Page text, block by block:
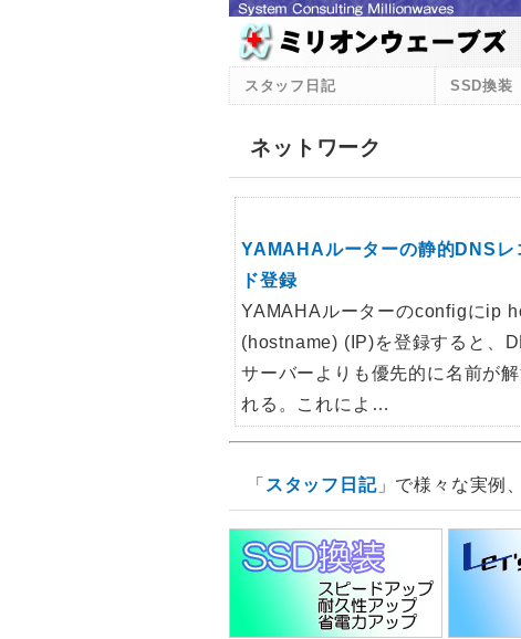
ネットワーク
YAMAHAルーターの静的DNSレ
ド登録
YAMAHAルーターのconfigにip
(hostname) (IP)を登録すると、
サーバーよりも優先的に名前が解
れる。これによ…
スタッフ日記 SSD換装
「 スタッフ日記」で様々な実例